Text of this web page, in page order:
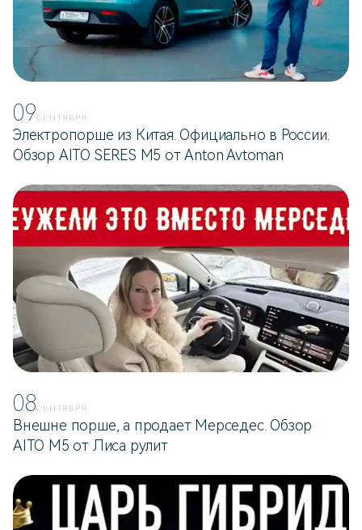
09СЕНТЯБРЯ
Электропорше из Китая. Официально в России.
Обзор AITO SERES M5 от Anton Avtoman
08СЕНТЯБРЯ
Внешне порше, а продает Мерседес. Обзор
AITO M5 от Лиса рулит